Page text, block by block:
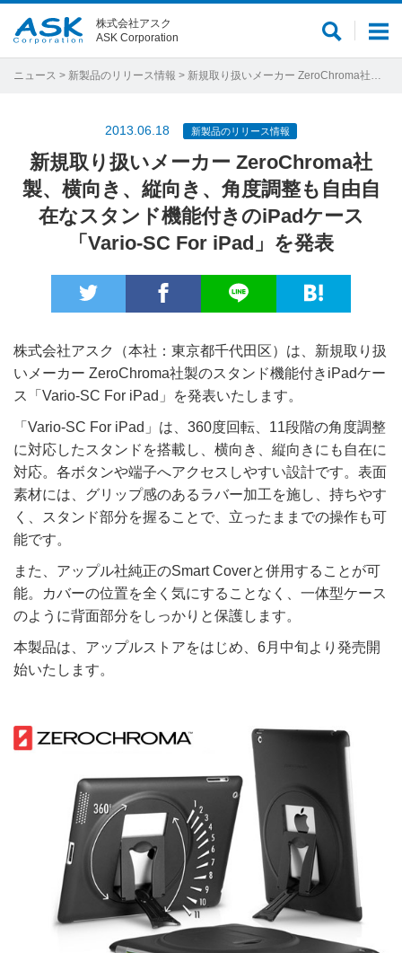
メ
ュ
サ
ト
株式会社アスク
ASK Corporation
ニュース > 新製品のリリース情報 > 新規取り扱いメーカー ZeroChroma社製、横向き、縦向き、角度調整も自由自在なスタンド機能付きのiPadケース「Vario-SC For iPad」を発表
2013.06.18 新製品のリリース情報
新規取り扱いメーカー ZeroChroma社
製、横向き、縦向き、角度調整も自由自
在なスタンド機能付きのiPadケース
「Vario-SC For iPad」を発表
株式会社アスク（本社：東京都千代田区）は、新規取り扱
いメーカー ZeroChroma社製のスタンド機能付きiPadケー
ス「Vario-SC For iPad」を発表いたします。
「Vario-SC For iPad」は、360度回転、11段階の角度調整
に対応したスタンドを搭載し、横向き、縦向きにも自在に
対応。各ボタンや端子へアクセスしやすい設計です。表面
素材には、グリップ感のあるラバー加工を施し、持ちやす
く、スタンド部分を握ることで、立ったままでの操作も可
能です。
また、アップル社純正のSmart Coverと併用することが可
能。カバーの位置を全く気にすることなく、一体型ケース
のように背面部分をしっかりと保護します。
本製品は、アップルストアをはじめ、6月中旬より発売開
始いたします。